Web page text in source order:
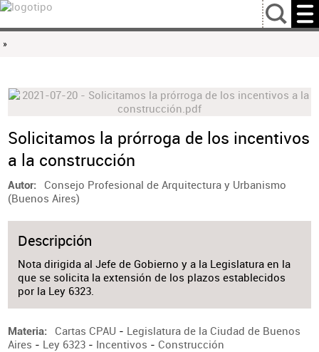
…
»
Solicitamos la prórroga de los incentivos
a la construcción
Autor
Consejo Profesional de Arquitectura y Urbanismo
(Buenos Aires)
Descripción
Nota dirigida al Jefe de Gobierno y a la Legislatura en la
que se solicita la extensión de los plazos establecidos
por la Ley 6323.
Materia Cartas CPAU - Legislatura de la Ciudad de Buenos
Aires - Ley 6323- Incentivos - Construcción